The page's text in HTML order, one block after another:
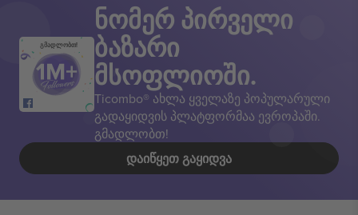
გმადლობთ!
ნომერ პირველი
ბაზარი
მსოფლიოში.
Ticombo® ახლა ყველაზე პოპულარული
გადაყიდვის პლატფორმაა ევროპაში.
გმადლობთ!
ᲓᲐᲘᲬᲧᲔᲗ ᲒᲐᲧᲘᲓᲕᲐ